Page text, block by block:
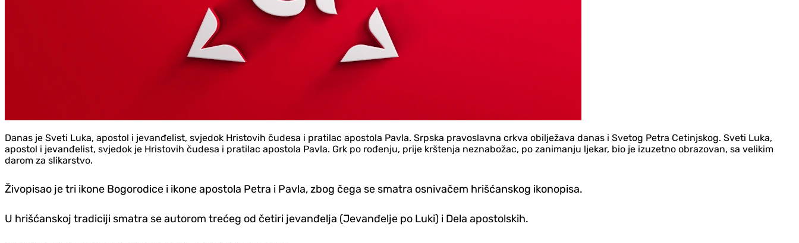
Danas je Sveti Luka, apostol i jevanđelist, svjedok Hristovih čudesa i pratilac apostola Pavla. Srpska pravoslavna crkva obilježava danas i Svetog Petra Cetinjskog. Sveti Luka,
apostol i jevanđelist, svjedok je Hristovih čudesa i pratilac apostola Pavla. Grk po rođenju, prije krštenja neznabožac, po zanimanju ljekar, bio je izuzetno obrazovan, sa velikim
darom za slikarstvo.
Živopisao je tri ikone Bogorodice i ikone apostola Petra i Pavla, zbog čega se smatra osnivačem hrišćanskog ikonopisa.
U hrišćanskoj tradiciji smatra se autorom trećeg od četiri jevanđelja (Jevanđelje po Luki) i Dela apostolskih.